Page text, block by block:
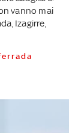
vanno mai
Izagirre,